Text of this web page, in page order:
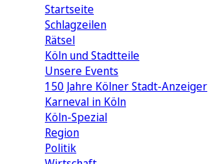
Startseite
Schlagzeilen
Rätsel
Köln und Stadtteile
Unsere Events
150 Jahre Kölner Stadt-Anzeiger
Karneval in Köln
Köln-Spezial
Region
Politik